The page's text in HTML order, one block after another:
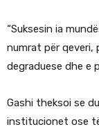
“Suksesin ia
numrat për qeveri,
degraduese dhe e
Gashi theksoi se
institucionet ose